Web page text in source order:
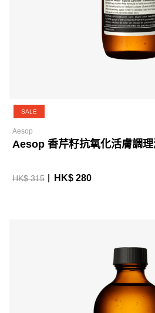
SALE
Aesop
Aesop 香芹籽抗氧化活膚調理
HK$ 315 HK$ 280